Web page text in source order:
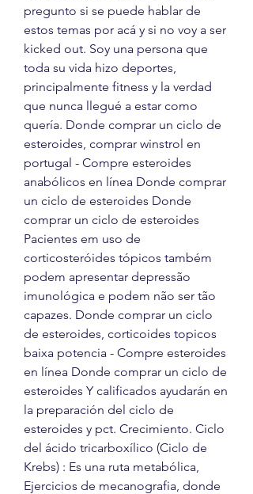
pregunto si se puede hablar de
estos temas por acá y si no voy a ser
kicked out. Soy una persona que
toda su vida hizo deportes,
principalmente fitness y la verdad
que nunca llegué a estar como
quería. Donde comprar un ciclo de
esteroides, comprar winstrol en
portugal - Compre esteroides
anabólicos en línea Donde comprar
un ciclo de esteroides Donde
comprar un ciclo de esteroides
Pacientes em uso de
corticosteróides tópicos também
podem apresentar depressão
imunológica e podem não ser tão
capazes. Donde comprar un ciclo
de esteroides, corticoides topicos
baixa potencia - Compre esteroides
en línea Donde comprar un ciclo de
esteroides Y calificados ayudarán en
la preparación del ciclo de
esteroides y pct. Crecimiento. Ciclo
del ácido tricarboxílico (Ciclo de
Krebs) : Es una ruta metabólica,
Ejercicios de mecanografia, donde